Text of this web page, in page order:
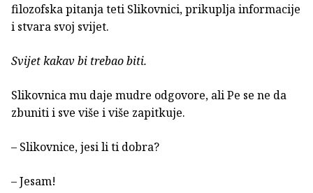
filozofska pitanja teti Slikovnici, prikuplja informacije
i stvara svoj svijet.
Svijet kakav bi trebao biti.
Slikovnica mu daje mudre odgovore, ali Pe se ne da
zbuniti i sve više i više zapitkuje.
– Slikovnice, jesi li ti dobra?
– Jesam!